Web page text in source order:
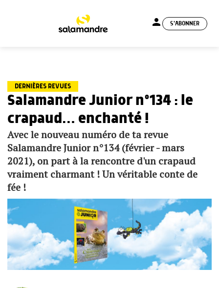
person S'ABONNER
DERNIÈRES REVUES
Salamandre Junior n°134 : le
crapaud… enchanté !
Avec le nouveau numéro de ta revue
Salamandre Junior n°134 (février - mars
2021), on part à la rencontre d'un crapaud
vraiment charmant ! Un véritable conte de
fée !